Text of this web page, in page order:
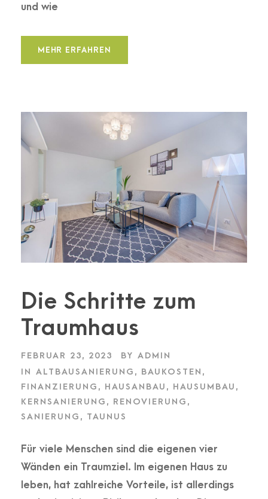
und wie
MEHR ERFAHREN
Die Schritte zum
Traumhaus
FEBRUAR 23, 2023 BY ADMIN
IN ALTBAUSANIERUNG , BAUKOSTEN ,
FINANZIERUNG , HAUSANBAU , HAUSUMBAU ,
KERNSANIERUNG , RENOVIERUNG ,
SANIERUNG , TAUNUS
Für viele Menschen sind die eigenen vier
Wänden ein Traumziel. Im eigenen Haus zu
leben, hat zahlreiche Vorteile, ist allerdings